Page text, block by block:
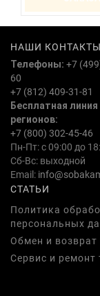
НАШИ КОНТАКТЫ
Телефоны: +7
60
+7 (812) 409-31-81
Бесплатная
регионов:
+7 (800) 302-45-46
Пн-Пт: с 09:00 до
Сб-Вс: выходной
Email:
СТАТЬИ
Политика
персональных
Обмен и возврат
Сервис и ремонт